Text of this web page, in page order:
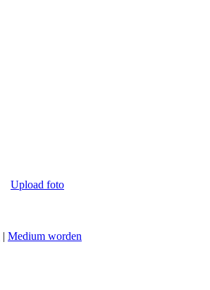
Upload foto
| Medium worden